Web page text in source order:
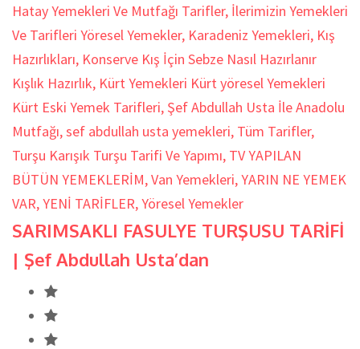
Hatay Yemekleri Ve Mutfağı Tarifler, İlerimizin Yemekleri
Ve Tarifleri Yöresel Yemekler, Karadeniz Yemekleri, Kış
Hazırlıkları, Konserve Kış İçin Sebze Nasıl Hazırlanır
Kışlık Hazırlık, Kürt Yemekleri Kürt yöresel Yemekleri
Kürt Eski Yemek Tarifleri, Şef Abdullah Usta İle Anadolu
Mutfağı,sef abdullah usta yemekleri, Tüm Tarifler,
Turşu Karışık Turşu Tarifi Ve Yapımı, TV YAPILAN
BÜTÜN YEMEKLERİM,Van Yemekleri,YARIN NE YEMEK
VAR,YENİ TARİFLER,Yöresel Yemekler
SARIMSAKLI FASULYE TURŞUSU TARİFİ
| Şef Abdullah Usta’dan